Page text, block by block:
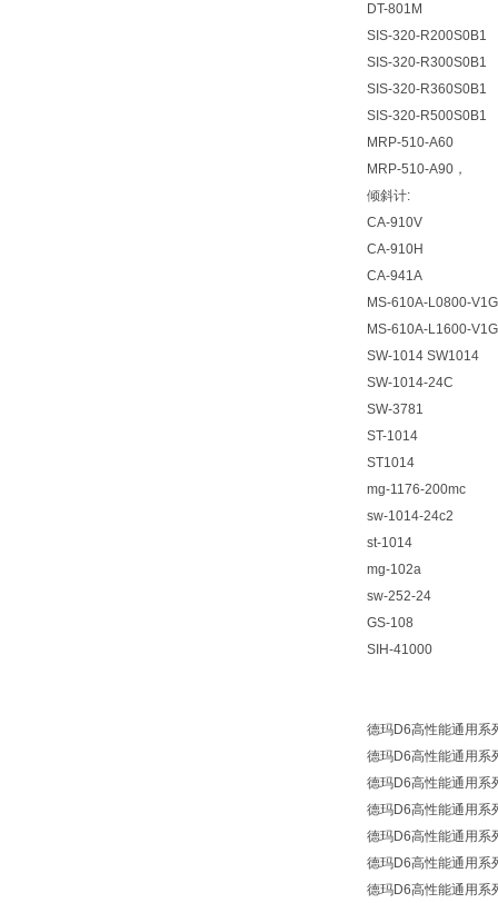
DT-801M
SIS-320-R200S0B1
SIS-320-R300S0B1
SIS-320-R360S0B1
SIS-320-R500S0B1
MRP-510-A60
MRP-510-A90，
倾斜计:
CA-910V
CA-910H
CA-941A
MS-610A-L0800-
MS-610A-L1600-
SW-1014 SW1014
SW-1014-24C
SW-3781
ST-1014
ST1014
mg-1176-200mc
sw-1014-24c2
st-1014
mg-102a
sw-252-24
GS-108
SIH-41000
德玛D6高性能通用系
德玛D6高性能通用系
德玛D6高性能通用系
德玛D6高性能通用系
德玛D6高性能通用系
德玛D6高性能通用系
德玛D6高性能通用系